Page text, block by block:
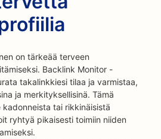
on tärkeää terveen
Backlink Monitor -
takalinkkiesi tilaa ja varmistaa,
ja merkityksellisinä. Tämä
tai rikkinäisistä
ryhtyä pikaisesti toimiin niiden